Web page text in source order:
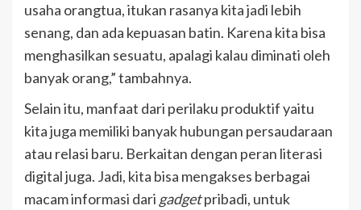
usaha orangtua, itukan rasanya kita jadi lebih
senang, dan ada kepuasan batin. Karena kita bisa
menghasilkan sesuatu, apalagi kalau diminati oleh
banyak orang,” tambahnya.
Selain itu, manfaat dari perilaku produktif yaitu
kita juga memiliki banyak hubungan persaudaraan
atau relasi baru. Berkaitan dengan peran literasi
digital juga. Jadi, kita bisa mengakses berbagai
macam informasi dari gadgetpribadi, untuk